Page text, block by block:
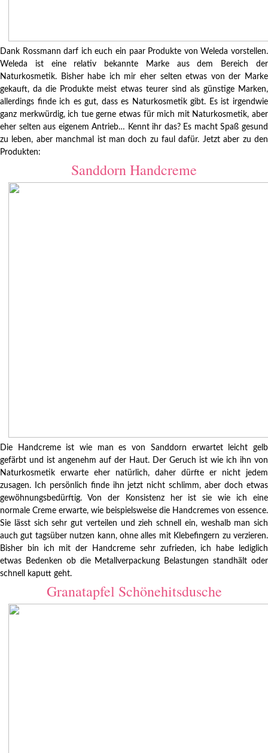
Dank Rossmann darf ich euch ein paar Produkte von Weleda vorstellen.
Weleda ist eine relativ bekannte Marke aus dem Bereich der
Naturkosmetik. Bisher habe ich mir eher selten etwas von der Marke
gekauft, da die Produkte meist etwas teurer sind als günstige Marken,
allerdings finde ich es gut, dass es Naturkosmetik gibt. Es ist irgendwie
ganz merkwürdig, ich tue gerne etwas für mich mit Naturkosmetik, aber
eher selten aus eigenem Antrieb… Kennt ihr das? Es macht Spaß gesund
zu leben, aber manchmal ist man doch zu faul dafür. Jetzt aber zu den
Produkten:
Sanddorn Handcreme
Die Handcreme ist wie man es von Sanddorn erwartet leicht gelb
gefärbt und ist angenehm auf der Haut. Der Geruch ist wie ich ihn von
Naturkosmetik erwarte eher natürlich, daher dürfte er nicht jedem
zusagen. Ich persönlich finde ihn jetzt nicht schlimm, aber doch etwas
gewöhnungsbedürftig. Von der Konsistenz her ist sie wie ich eine
normale Creme erwarte, wie beispielsweise die Handcremes von essence.
Sie lässt sich sehr gut verteilen und zieh schnell ein, weshalb man sich
auch gut tagsüber nutzen kann, ohne alles mit Klebefingern zu verzieren.
Bisher bin ich mit der Handcreme sehr zufrieden, ich habe lediglich
etwas Bedenken ob die Metallverpackung Belastungen standhält oder
schnell kaputt geht.
Granatapfel Schönehitsdusche